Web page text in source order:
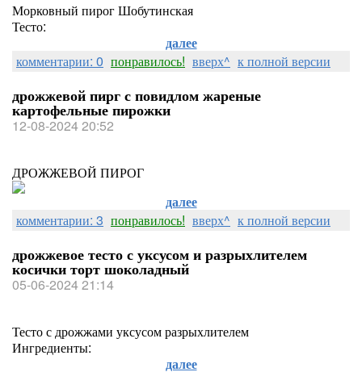
Морковный пирог Шобутинская
Тесто:
далее
комментарии: 0 понравилось! вверх^ к полной версии
дрожжевой пирг с повидлом жареные
картофельные пирожки
12-08-2024 20:52
ДРОЖЖЕВОЙ ПИРОГ
далее
комментарии: 3 понравилось! вверх^ к полной версии
дрожжевое тесто с уксусом и разрыхлителем
косички торт шоколадный
05-06-2024 21:14
Тесто с дрожжами уксусом разрыхлителем
Ингредиенты:
далее